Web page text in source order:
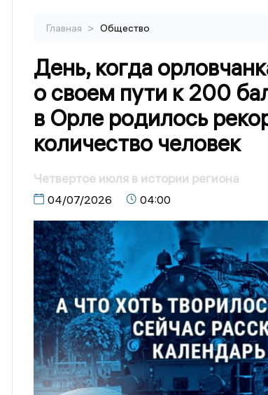
Главная > Общество
День, когда
о своем пути к 200
в Орле родилось
количество человек
Четвертое июля в истории региона
04/07/2026 04:00